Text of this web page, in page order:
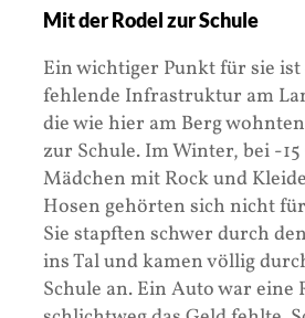
Mit der Rodel zur Schule
Ein wichtiger Punkt für sie ist
fehlende Infrastruktur am
die wie hier am Berg
zur Schule. Im Winter, bei -
Mädchen mit Rock und
Hosen gehörten sich nicht
Sie stapften schwer durch
ins Tal und kamen völlig
Schule an. Ein Auto war eine